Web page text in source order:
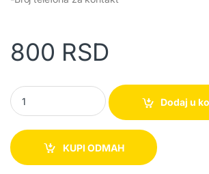
800 RSD
Burgija leptir za drvo 6 kom quantity
Dodaj u
KUPI ODMAH